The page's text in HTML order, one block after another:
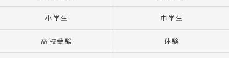
小学生 中学生
高校受験 体験